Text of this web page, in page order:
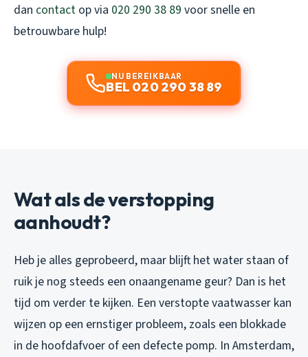
dan contact op via 020 290 38 89 voor snelle en
betrouwbare hulp!
NU BEREIKBAAR
BEL 020 290 38 89
Wat als de verstopping
aanhoudt?
Heb je alles geprobeerd, maar blijft het water staan of
ruik je nog steeds een onaangename geur? Dan is het
tijd om verder te kijken. Een verstopte vaatwasser kan
wijzen op een ernstiger probleem, zoals een blokkade
in de hoofdafvoer of een defecte pomp. In Amsterdam,